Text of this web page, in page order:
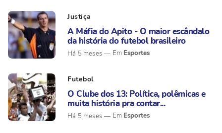
Justiça
A Máfia do Apito - O maior escândalo
da história do futebol brasileiro
Há 5 meses Esportes
Futebol
O Clube dos 13: Política, polêmicas e
muita história pra contar...
Há 5 meses Esportes